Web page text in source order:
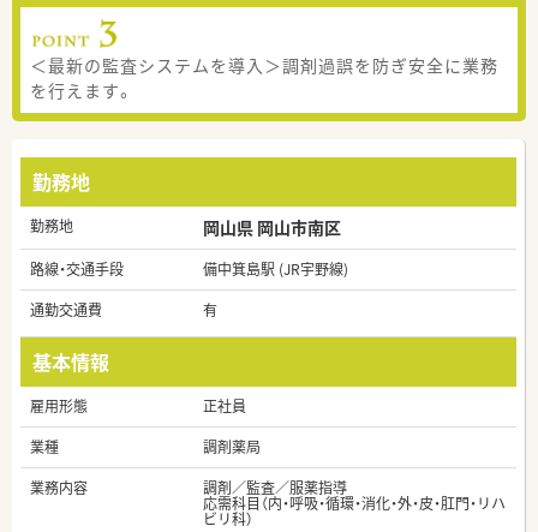
＜最新の監査システムを導入＞調剤過誤を防ぎ安全に業務
を行えます。
勤務地
勤務地 岡山県 岡山市南区
路線・交通手段
備中箕島駅 (JR宇野線)
通勤交通費
有
基本情報
雇用形態
正社員
業種
調剤薬局
業務内容
調剤／監査／服薬指導
応需科目（内・呼吸・循環・消化・外・皮・肛門・リハ
ビリ科）